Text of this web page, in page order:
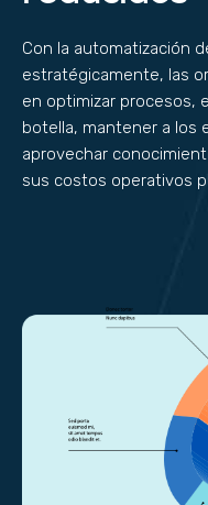
Con la automatización
estratégicamente, las
en optimizar procesos,
botella, mantener a los
aprovechar
sus costos operativos